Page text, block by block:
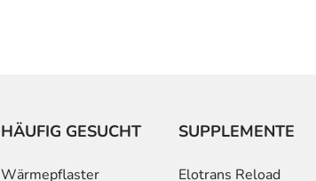
HÄUFIG GESUCHT
Wärmepflaster
SUPPLEMENTE
Elotrans Reload